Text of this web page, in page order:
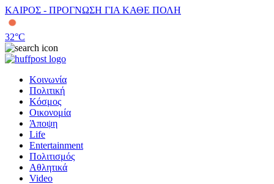
ΚΑΙΡΟΣ - ΠΡΟΓΝΩΣΗ ΓΙΑ ΚΑΘΕ ΠΟΛΗ
32°C
Κοινωνία
Πολιτική
Κόσμος
Οικονομία
Άποψη
Life
Entertainment
Πολιτισμός
Αθλητικά
Video